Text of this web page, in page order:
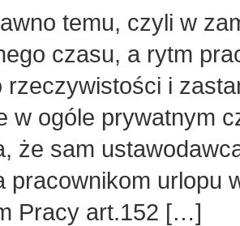
temu, czyli w
czasu, a rytm
rzeczywistości i
w ogóle prywatnym
że sam
pracownikom urlopu
Pracy art.152 […]